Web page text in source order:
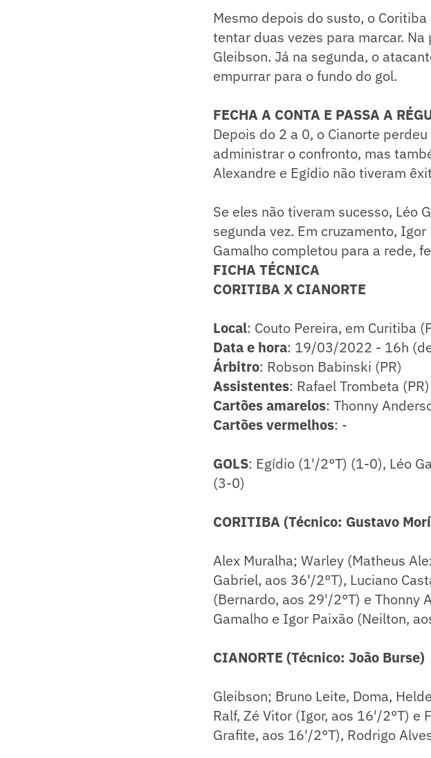
Mesmo depois do susto, o
tentar duas vezes para marcar.
Gleibson. Já na segunda, o
empurrar para o fundo do gol.
FECHA A CONTA E PASSA A
Depois do 2 a 0, o Cianorte
administrar o confronto, mas
Alexandre e Egídio não tiveram
Se eles não tiveram sucesso, Léo
segunda vez. Em cruzamento,
Gamalho completou para a rede,
FICHA TÉCNICA
CORITIBA X CIANORTE
Local: Couto Pereira, em Curitiba
Data e hora: 19/03/2022 - 16h
Árbitro: Robson Babinski (PR)
Assistentes: Rafael Trombeta
Cartões amarelos: Thonny
Cartões vermelhos: -
GOLS: Egídio (1'/2°T) (1-0), Léo
(3-0)
CORITIBA (Técnico: Gustavo
Alex Muralha; Warley (Matheus
Gabriel, aos 36'/2°T), Luciano
(Bernardo, aos 29'/2°T) e Thonny
Gamalho e Igor Paixão (Neilton,
CIANORTE (Técnico: João Burse)
Gleibson; Bruno Leite, Doma,
Ralf, Zé Vitor (Igor, aos 16'/2°T) e
Grafite, aos 16'/2°T), Rodrigo